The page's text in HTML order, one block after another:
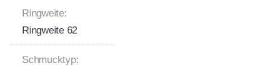
Ringweite:
Ringweite 62
Schmucktyp: